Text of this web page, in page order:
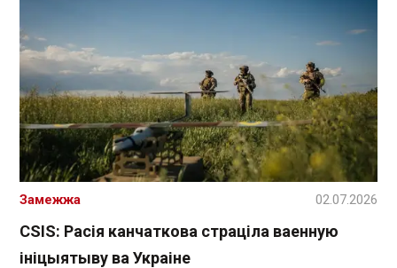
CSIS: Расія канчаткова страціла ваенную
ініцыятыву ва Украіне
Замежжа 02.07.2026